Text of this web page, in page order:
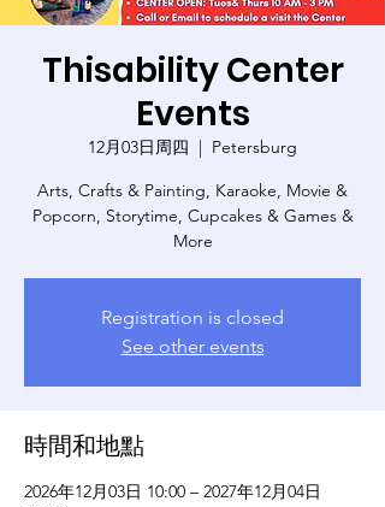
Thisability Center
Events
12月03日周四
  |
Petersburg
Arts, Crafts & Painting, Karaoke, Movie &
Popcorn, Storytime, Cupcakes & Games &
More
Registration is closed
See other events
時間和地點
2026年12月03日 10:00 – 2027年12月04日